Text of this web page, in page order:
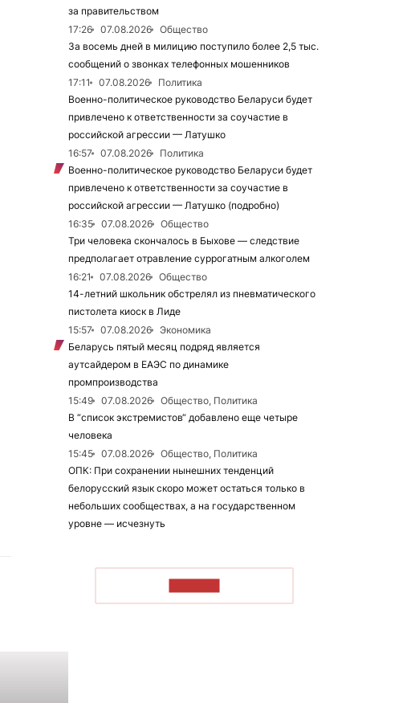
за правительством
17:26
07.08.2026
Общество
За восемь дней в милицию поступило более 2,5 тыс.
сообщений о звонках телефонных мошенников
17:11
07.08.2026
Политика
Военно-политическое руководство Беларуси будет
привлечено к ответственности за соучастие в
российской агрессии — Латушко
16:57
07.08.2026
Политика
Военно-политическое руководство Беларуси будет
привлечено к ответственности за соучастие в
российской агрессии — Латушко (подробно)
16:35
07.08.2026
Общество
Три человека скончалось в Быхове — следствие
предполагает отравление суррогатным алкоголем
16:21
07.08.2026
Общество
14-летний школьник обстрелял из пневматического
пистолета киоск в Лиде
15:57
07.08.2026
Экономика
Беларусь пятый месяц подряд является
аутсайдером в ЕАЭС по динамике
промпроизводства
15:49
07.08.2026
Общество, Политика
В “список экстремистов“ добавлено еще четыре
человека
15:45
07.08.2026
Общество, Политика
ОПК: При сохранении нынешних тенденций
белорусский язык скоро может остаться только в
небольших сообществах, а на государственном
уровне — исчезнуть